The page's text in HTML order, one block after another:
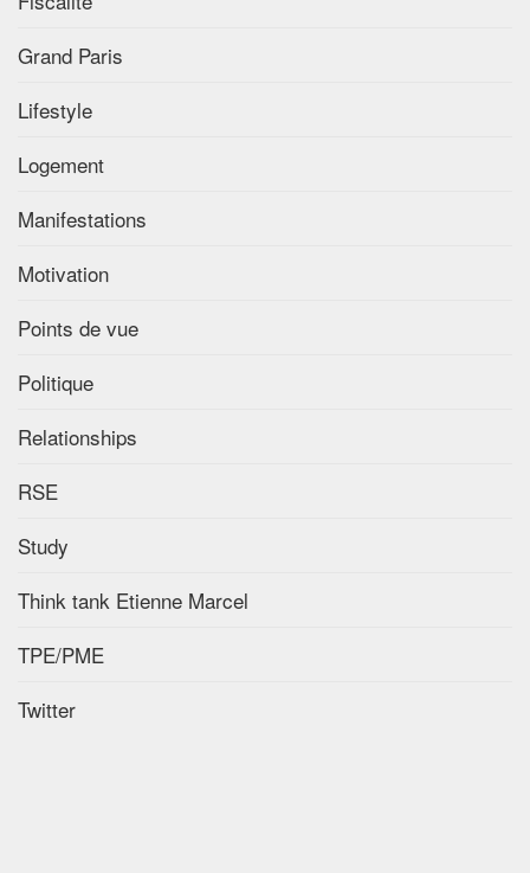
Grand Paris
Lifestyle
Logement
Manifestations
Motivation
Points de vue
Politique
Relationships
RSE
Study
Think tank Etienne Marcel
TPE/PME
Twitter